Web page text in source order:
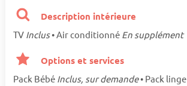
Description intérieure
TV Inclus• Air conditionné En supplément
Options et services
Pack Bébé Inclus, sur demande• Pack linge